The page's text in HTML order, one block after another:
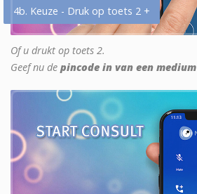
4b. Keuze - Druk op toets 2 +
Of u drukt op toets 2.
Geef nu de pincode in van een medium